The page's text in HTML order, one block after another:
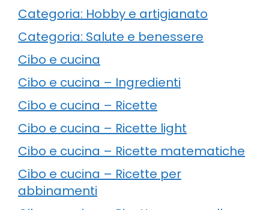
Categoria: Hobby e artigianato
Categoria: Salute e benessere
Cibo e cucina
Cibo e cucina – Ingredienti
Cibo e cucina – Ricette
Cibo e cucina – Ricette light
Cibo e cucina – Ricette matematiche
Cibo e cucina – Ricette per
abbinamenti